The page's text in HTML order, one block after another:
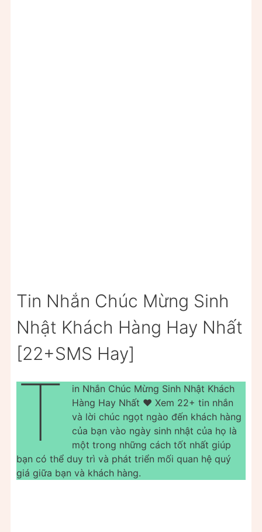
Tin Nhắn Chúc Mừng Sinh
Nhật Khách Hàng Hay Nhất
[22+SMS Hay]
T
in Nhắn Chúc Mừng Sinh Nhật Khách
Hàng Hay Nhất ❤️ Xem 22+ tin nhắn
và lời chúc ngọt ngào đến khách hàng
của bạn vào ngày sinh nhật của họ là
một trong những cách tốt nhất giúp
bạn có thể duy trì và phát triển mối quan hệ quý
giá giữa bạn và khách hàng.